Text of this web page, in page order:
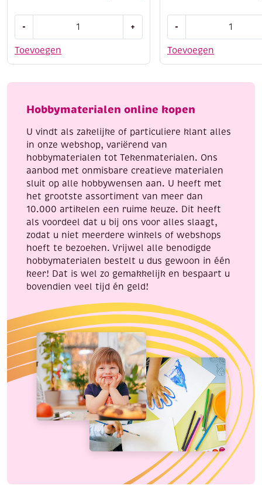
Toevoegen
-
8/4,
10x50
heldere
aantal
+
Toevoegen
-
8/4,
50
aqua
Hobbymaterialen online kopen
U vindt als zakelijke of particuliere klant alles
in onze webshop, variërend van
hobbymaterialen tot Tekenmaterialen. Ons
aanbod met onmisbare creatieve materialen
sluit op alle hobbywensen aan. U heeft met
het grootste assortiment van meer dan
10.000 artikelen een ruime keuze. Dit heeft
als voordeel dat u bij ons voor alles slaagt,
zodat u niet meerdere winkels of webshops
hoeft te bezoeken. Vrijwel alle benodigde
hobbymaterialen bestelt u dus gewoon in één
keer! Dat is wel zo gemakkelijk en bespaart u
bovendien veel tijd én geld!